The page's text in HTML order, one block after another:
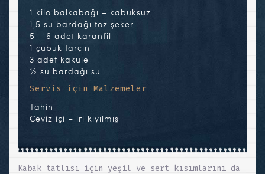
1 kilo balkabağı – kabuksuz
1,5 su bardağı toz şeker
5 – 6 adet karanfil
1 çubuk tarçın
3 adet kakule
½ su bardağı su
Servis için Malzemeler
Tahin
Ceviz içi – iri kıyılmış
Kabak tatlısı için yeşil ve sert kısımlarını da